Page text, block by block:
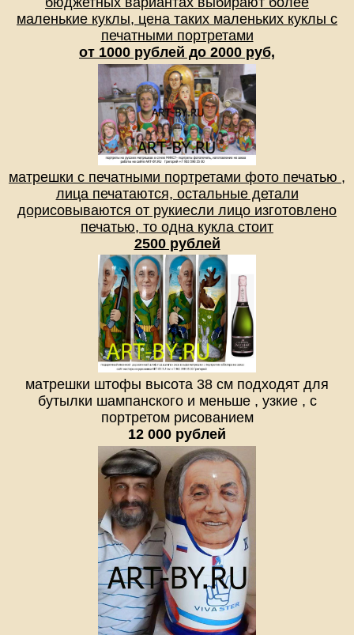
маленькие куклы, цена таких маленьких куклы с
печатными портретами
от 1000 рублей до 2000 руб,
матрешки с печатными портретами фото печатью ,
лица печатаются, остальные детали
дорисовываются от рукиесли лицо изготовлено
печатью, то одна кукла стоит
2500 рублей
матрешки штофы высота 38 см подходят для
бутылки шампанского и меньше , узкие , с
портретом рисованием
12 000 рублей